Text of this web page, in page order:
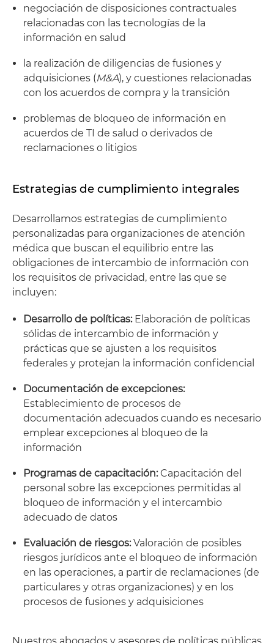
negociación de disposiciones contractuales
relacionadas con las tecnologías de la
información en salud
la realización de diligencias de fusiones y
adquisiciones (M&A), y cuestiones relacionadas
con los acuerdos de compra y la transición
problemas de bloqueo de información en
acuerdos de TI de salud o derivados de
reclamaciones o litigios
Estrategias de cumplimiento integrales
Desarrollamos estrategias de cumplimiento
personalizadas para organizaciones de atención
médica que buscan el equilibrio entre las
obligaciones de intercambio de información con
los requisitos de privacidad, entre las que se
incluyen:
Desarrollo de políticas:Elaboración de políticas
sólidas de intercambio de información y
prácticas que se ajusten a los requisitos
federales y protejan la información confidencial
Documentación de excepciones:
Establecimiento de procesos de
documentación adecuados cuando es necesario
emplear excepciones al bloqueo de la
información
Programas de capacitación:Capacitación del
personal sobre las excepciones permitidas al
bloqueo de información y el intercambio
adecuado de datos
Evaluación de riesgos:Valoración de posibles
riesgos jurídicos ante el bloqueo de información
en las operaciones, a partir de reclamaciones (de
particulares y otras organizaciones) y en los
procesos de fusiones y adquisiciones